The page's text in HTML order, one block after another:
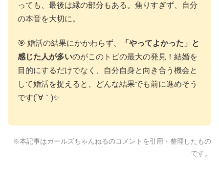
っても、最後は縁の部分もある。焦りすぎず、自分
の本音を大切に。
🎯 婚活の結果にかかわらず、
「やってよかった」と
感じた人が多いのがこのトピの最大の発見！結婚を
目的にするだけでなく、自分自身と向き合う機会と
して婚活を捉えると、どんな結果でも前に進めそう
です(´∀｀)✨
※本記事はガールズちゃんねるのコメントを引用・整理したもの
です。